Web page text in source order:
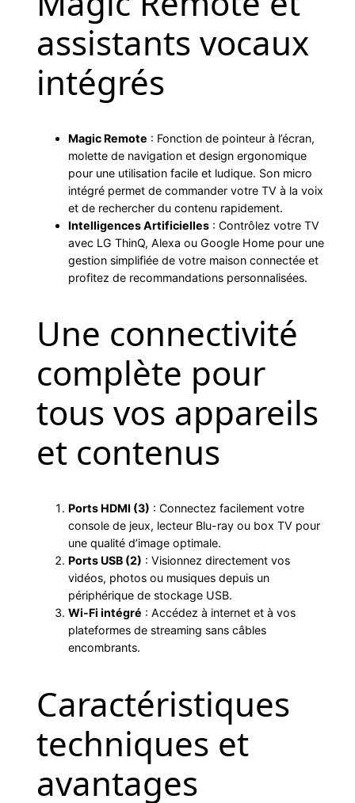
assistants vocaux
intégrés
Magic Remote : Fonction de pointeur à l’écran,
molette de navigation et design ergonomique
pour une utilisation facile et ludique. Son micro
intégré permet de commander votre TV à la voix
et de rechercher du contenu rapidement.
Intelligences Artificielles : Contrôlez votre TV
avec LG ThinQ, Alexa ou Google Home pour une
gestion simplifiée de votre maison connectée et
profitez de recommandations personnalisées.
Une connectivité
complète pour
tous vos appareils
et contenus
Ports HDMI (3) : Connectez facilement votre
console de jeux, lecteur Blu-ray ou box TV pour
une qualité d’image optimale.
Ports USB (2) : Visionnez directement vos
vidéos, photos ou musiques depuis un
périphérique de stockage USB.
Wi-Fi intégré : Accédez à internet et à vos
plateformes de streaming sans câbles
encombrants.
Caractéristiques
techniques et
avantages